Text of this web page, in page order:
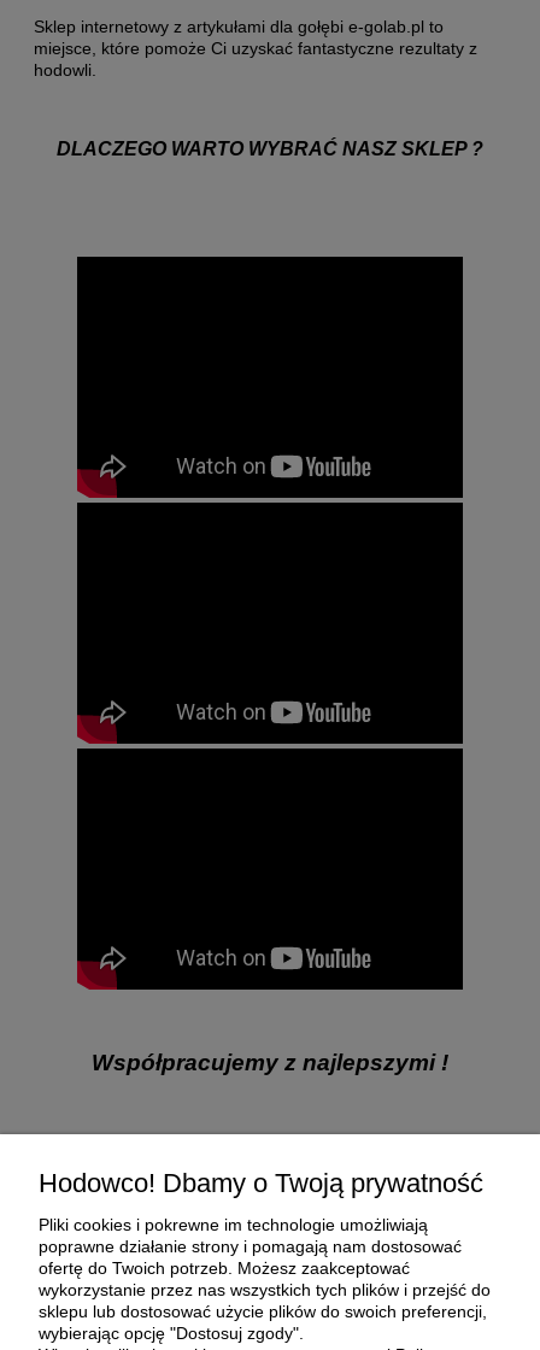
Sklep internetowy z artykułami dla gołębi e-golab.pl to
miejsce, które pomoże Ci uzyskać fantastyczne rezultaty z
hodowli.
DLACZEGO WARTO WYBRAĆ NASZ SKLEP ?
Współpracujemy z najlepszymi !
Moje konto
Płatności i dostawa
O nas
Hodowco! Dbamy o Twoją prywatność
Pliki cookies i pokrewne im technologie umożliwiają
poprawne działanie strony i pomagają nam dostosować
ofertę do Twoich potrzeb. Możesz zaakceptować
wykorzystanie przez nas wszystkich tych plików i przejść do
sklepu lub dostosować użycie plików do swoich preferencji,
wybierając opcję "Dostosuj zgody".